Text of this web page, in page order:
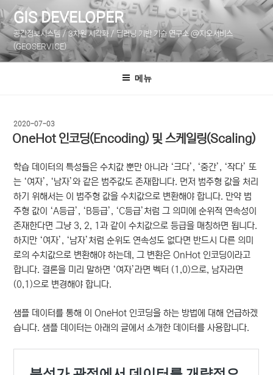
텐
츠
로
바
GIS DEVELOPER
공간정보시스템 / 3차원 시각화 / 딥러닝 기반 기술 연구소 @지오서비스
(GEOSERVICE)
메뉴
작
성
일
2020-07-03
OneHot 인코딩(Encoding) 및 스케일링(Scaling)
학습 데이터의 특성들은 수치값 뿐만 아니라 ‘크다’, ‘중간’, ‘작다’ 또
는 ‘여자’, ‘남자’와 같은 범주값도 존재합니다. 먼저 범주형 값을 처리
하기 위해서는 이 범주형 값을 수치값으로 변환해야 합니다. 만약 범
주형 값이 ‘A등급’, ‘B등급’, ‘C등급’처럼 그 의미에 순위적 연속성이
존재한다면 그냥 3, 2, 1과 같이 수치값으로 등급을 매칭하면 됩니다.
하지만 ‘여자’, ‘남자’처럼 순위도 연속성도 없다면 반드시 다른 의미
로의 수치값으로 변환해야 하는데, 그 변환은 OnHot 인코딩이라고
합니다. 결론을 미리 말하면 ‘여자’라면 벡터 (1,0)으로, 남자라면
(0,1)으로 변경해야 합니다.
샘플 데이터를 통해 이 OneHot 인코딩을 하는 방법에 대해 언급하겠
습니다. 샘플 데이터는 아래의 글에서 소개한 데이터를 사용합니다.